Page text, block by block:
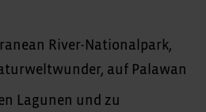
River-Nationalpark,
auf Palawan
Lagunen und zu